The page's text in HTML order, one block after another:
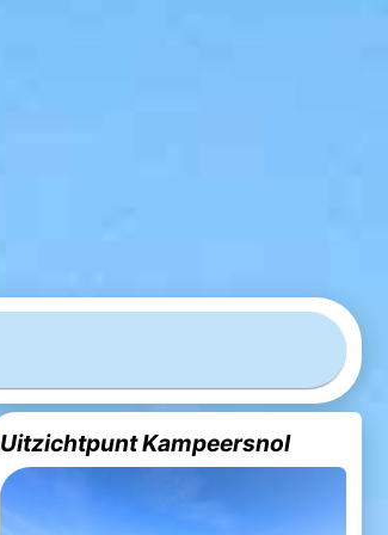
Uitzichtpunt Kampeersnol